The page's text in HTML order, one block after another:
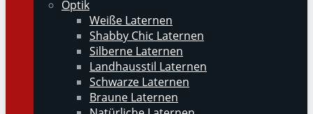
Optik
Weiße Laternen
Shabby Chic Laternen
Silberne Laternen
Landhausstil Laternen
Schwarze Laternen
Braune Laternen